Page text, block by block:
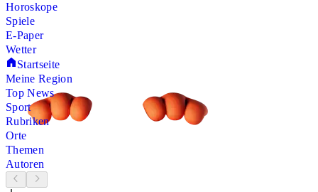
Horoskope
Spiele
E-Paper
Wetter
Startseite
Meine Region
Top News
Sport
Rubriken
Orte
Themen
Autoren